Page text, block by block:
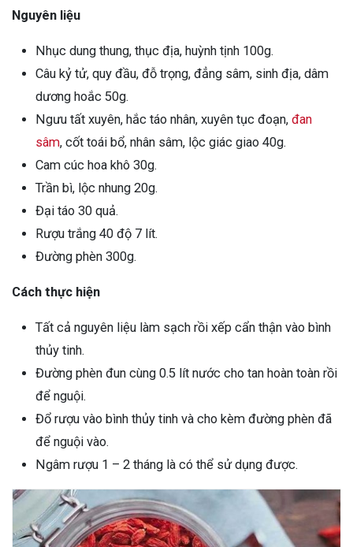
Nguyên liệu
Nhục dung thung, thục địa, huỳnh tịnh 100g.
Câu kỷ tử, quy đầu, đỗ trọng, đẳng sâm, sinh địa, dâm
dương hoắc 50g.
Ngưu tất xuyên, hắc táo nhân, xuyên tục đoạn, đan
sâm, cốt toái bổ, nhân sâm, lộc giác giao 40g.
Cam cúc hoa khô 30g.
Trần bì, lộc nhung 20g.
Đại táo 30 quả.
Rượu trắng 40 độ 7 lít.
Đường phèn 300g.
Cách thực hiện
Tất cả nguyên liệu làm sạch rồi xếp cẩn thận vào bình
thủy tinh.
Đường phèn đun cùng 0.5 lít nước cho tan hoàn toàn rồi
để nguội.
Đổ rượu vào bình thủy tinh và cho kèm đường phèn đã
để nguội vào.
Ngâm rượu 1 – 2 tháng là có thể sử dụng được.